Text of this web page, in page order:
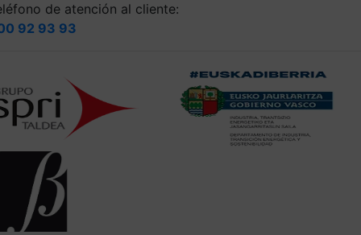
de atención al cliente:
92 93 93